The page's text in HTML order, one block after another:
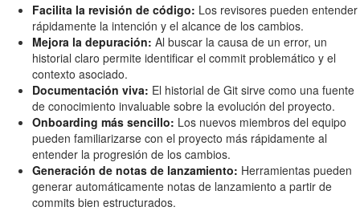
Facilita la revisión de código: Los revisores pueden entender
rápidamente la intención y el alcance de los cambios.
Mejora la depuración: Al buscar la causa de un error, un
historial claro permite identificar el commit problemático y el
contexto asociado.
Documentación viva: El historial de Git sirve como una fuente
de conocimiento invaluable sobre la evolución del proyecto.
Onboarding más sencillo: Los nuevos miembros del equipo
pueden familiarizarse con el proyecto más rápidamente al
entender la progresión de los cambios.
Generación de notas de lanzamiento: Herramientas pueden
generar automáticamente notas de lanzamiento a partir de
commits bien estructurados.